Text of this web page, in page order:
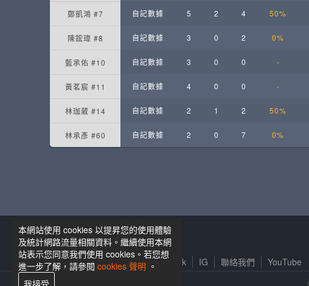
鄭凱鴻 #7 自記數據 5 2 4 50%
陳鋐瑋 #8 自記數據 3 0 2 0%
藍承佑 #10 自記數據 3 0 0 -
黃茗宸 #11 自記數據 4 0 0 -
林珈葳 #14 自記數據 2 1 2 50%
林承彥 #60 自記數據 2 0 7 0%
本網站使用 cookies 以提昇您的使用體驗
及統計網路流量相關資料。繼續使用本網
站表示您同意我們使用 cookies。若您想
進一步了解，請參閱 cookies 聲明 。
我接受
籃球筆記粉絲專頁
服務條款及隱私權政策 Facebook IG 聯絡我們 YouTube